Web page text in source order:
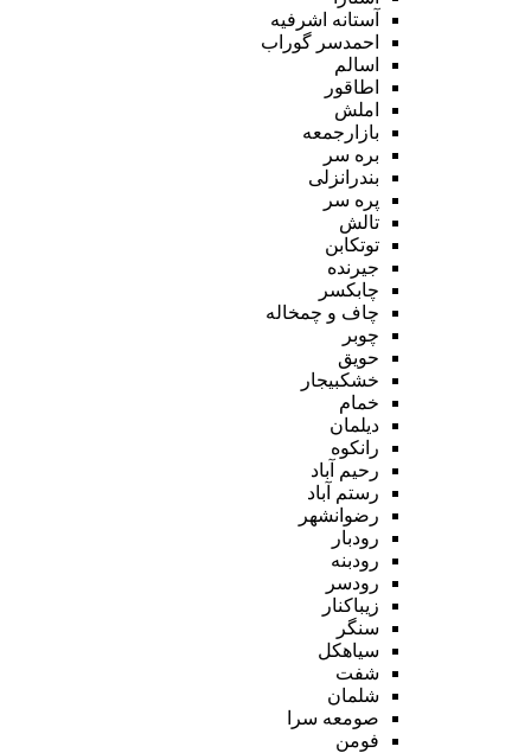
آستانه اشرفیه
احمدسر گوراب
اسالم
اطاقور
املش
بازارجمعه
بره سر
بندرانزلی
پره سر
تالش
توتکابن
جیرنده
چابکسر
چاف و چمخاله
چوبر
حویق
خشکبیجار
خمام
دیلمان
رانکوه
رحیم آباد
رستم آباد
رضوانشهر
رودبار
رودبنه
رودسر
زیباکنار
سنگر
سیاهکل
شفت
شلمان
صومعه سرا
فومن